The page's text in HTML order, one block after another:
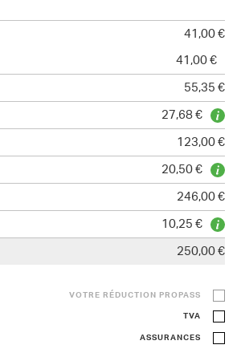
41,00 €
41,00 €
55,35 €
27,68 €
123,00 €
20,50 €
246,00 €
10,25 €
250,00 €
VOTRE RÉDUCTION PROPASS
TVA
ASSURANCES